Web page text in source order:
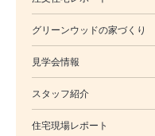
グリーンウッドの家づくり
見学会情報
スタッフ紹介
住宅現場レポート